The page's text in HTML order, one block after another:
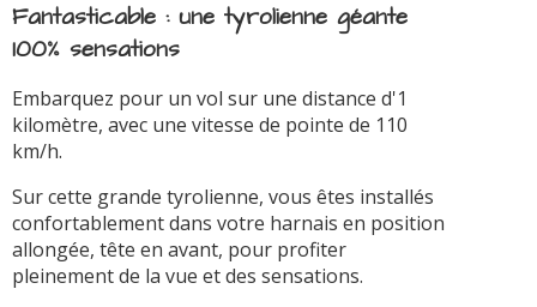
Fantasticable : une tyrolienne géante
100% sensations
Embarquez pour un vol sur une distance d'1
kilomètre, avec une vitesse de pointe de 110
km/h.
Sur cette grande tyrolienne, vous êtes installés
confortablement dans votre harnais en position
allongée, tête en avant, pour profiter
pleinement de la vue et des sensations.